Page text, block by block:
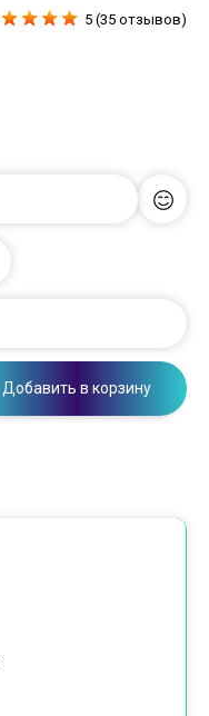
5 (35 отзывов)
Добавить в корзину